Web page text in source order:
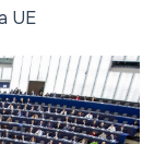
UE